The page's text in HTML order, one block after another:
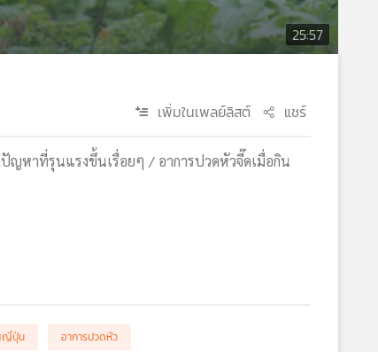
25:57
เพิ่มในเพลย์ลิสต์ แชร์
หาที่รุนแรงขึ้นเรื่อยๆ / อาการปวดหัวจี๊ดเมื่อกิน
ญี่ปุ่น อาการปวดหัว